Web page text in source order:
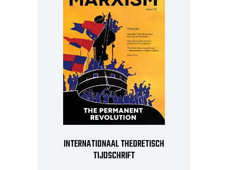
INTERNATIONAAL THEORETISCH
TIJDSCHRIFT